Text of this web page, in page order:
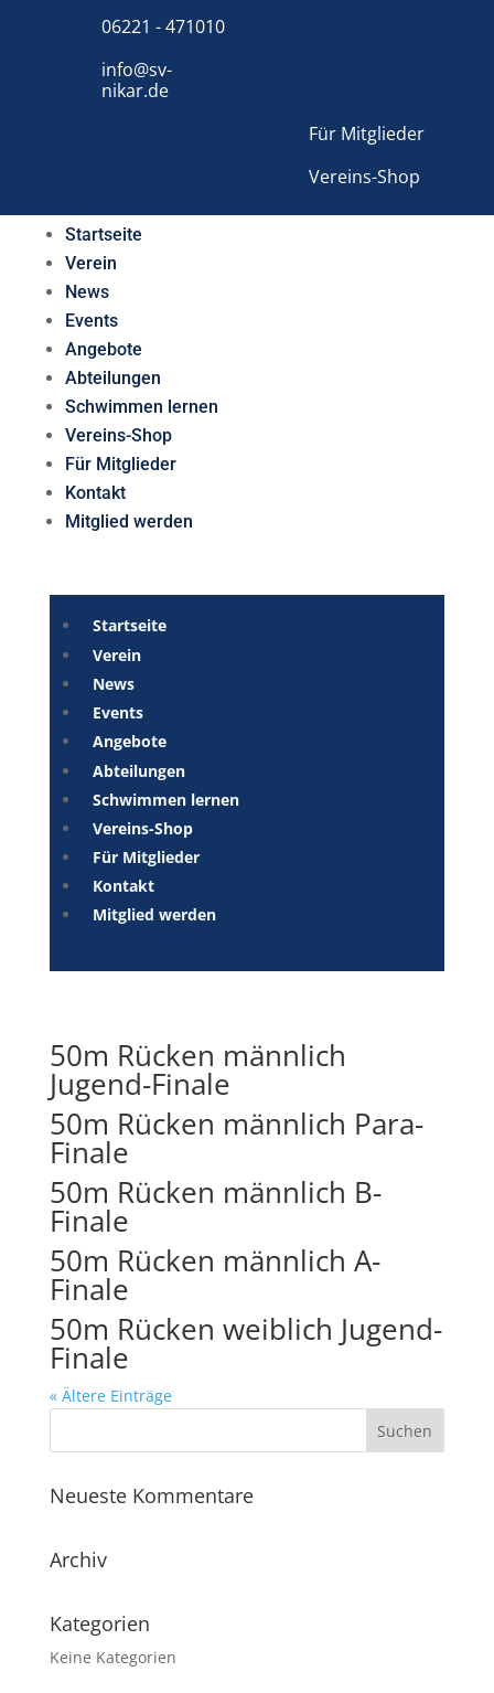
06221 - 471010
info@sv-
nikar.de
Für Mitglieder
Vereins-Shop
Startseite
Verein
News
Events
Angebote
Abteilungen
Schwimmen lernen
Vereins-Shop
Für Mitglieder
Kontakt
Mitglied werden
Startseite
Verein
News
Events
Angebote
Abteilungen
Schwimmen lernen
Vereins-Shop
Für Mitglieder
Kontakt
Mitglied werden
50m Rücken männlich
Jugend-Finale
50m Rücken männlich Para-
Finale
50m Rücken männlich B-
Finale
50m Rücken männlich A-
Finale
50m Rücken weiblich Jugend-
Finale
« Ältere Einträge
Neueste Kommentare
Archiv
Kategorien
Keine Kategorien